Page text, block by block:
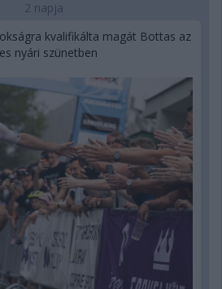
2 napja
kvalifikálta magát Bottas az
nyári szünetben